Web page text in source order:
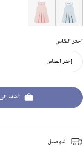
إختر المقاس
إختر المقاس
أضف إلى
التوصيل